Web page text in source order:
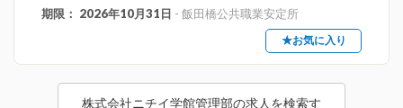
期限： 2026年10月31日 - 飯田橋公共職業安定所
★お気に入り
株式会社ニチイ学館管理部の求人を検索す